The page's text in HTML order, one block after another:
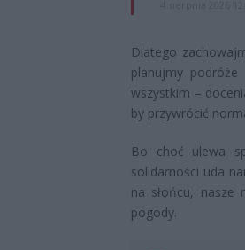
Dlatego
planujmy
wszystkim –
by przywrócić
Bo choć ulewa
solidarności uda
na słońcu, nasze
pogody.